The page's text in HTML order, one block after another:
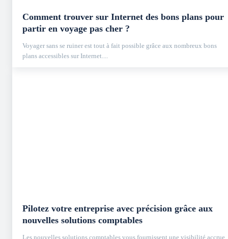
Comment trouver sur Internet des bons plans pour
partir en voyage pas cher ?
Voyager sans se ruiner est tout à fait possible grâce aux nombreux bons
plans accessibles sur Internet....
Pilotez votre entreprise avec précision grâce aux
nouvelles solutions comptables
Les nouvelles solutions comptables vous fournissent une visibilité accrue